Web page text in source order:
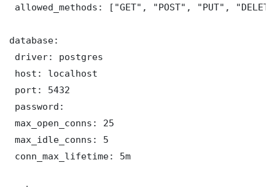
allowed_methods: ["GET", "POST", "PUT",
database:
driver: postgres
host: localhost
port: 5432
password:
max_open_conns: 25
max_idle_conns: 5
conn_max_lifetime: 5m